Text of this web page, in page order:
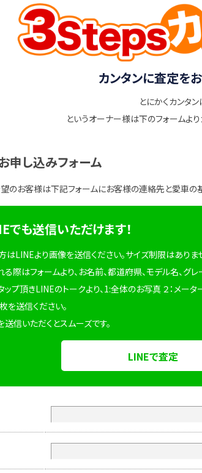
カンタンに査定を
とにかくカンタ
というオーナー様は下のフォームよ
申し込みフォーム
のお客様は下記フォームにお客様の連絡先と愛車
でも送信いただけます！
LINEより画像を送信ください。サイズ制限はありま
際はフォームより、お名前、都道府県、モデル名、グ
ップ頂きLINEのトークより、1:全体のお写真 ２：メ
を送信ください。
信いただくとスムーズです。
LINEで査定